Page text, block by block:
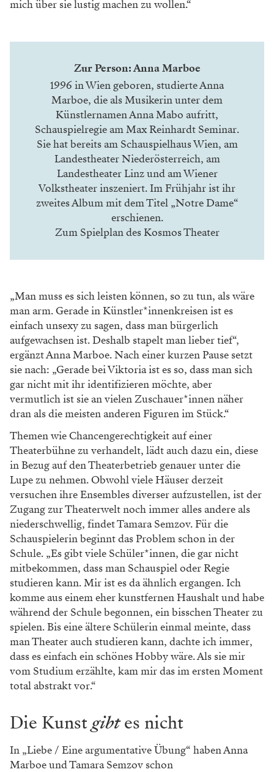
Text eine große Portion Selbstironie enthält, passiert
„Schließlich machen auch wir das Stück aus einer
privilegierten Position heraus. Es ist ein
gesamtgesellschaftliches Thema.“
Brüche in den Figuren
Zur Selbstironie gesellt sich in „Jeeps“ eine ordentliche
Dosis Situationskomik, merkt Tamara Semzov an.
„Die Figuren wirken im ersten Moment sehr klischee-
und schablonenhaft, doch das wird immer wieder
durchbrochen. Dadurch wirken sie auch niemals platt
oder oberflächlich“, fügt die Schauspielerin hinzu. An
verlost werden soll, findet sie unter anderem
Tabus, permanent am Tiefstapeln ist. „Sie gehört zu
jenen Menschen, die zwar gewisse Privilegien haben,
aber trotzdem nur Campingurlaube machen und
während dem Studium in einer Bar kellnern“, fügt
Semzov hinzu. „Mir ist die Figur eher fremd, dadurch
habe ich sehr viel Freiheit sie zu interpretieren, ohne
mich über sie lustig machen zu wollen.“
Zur Person: Anna Marboe
1996 in Wien geboren, studierte Anna
Marboe, die als Musikerin unter dem
Künstlernamen Anna Mabo aufritt,
Schauspielregie am Max Reinhardt Seminar.
Sie hat bereits am Schauspielhaus Wien, am
Landestheater Niederösterreich, am
Landestheater Linz und am Wiener
Volkstheater inszeniert. Im Frühjahr ist ihr
zweites Album mit dem Titel „Notre Dame“
erschienen.
Zum Spielplan des Kosmos Theater
„Man muss es sich leisten können, so zu tun, als wäre
man arm. Gerade in Künstler*innenkreisen ist es
aufgewachsen ist. Deshalb stapelt man lieber tief“,
ergänzt Anna Marboe. Nach einer kurzen Pause setzt
sie nach: „Gerade bei Viktoria ist es so, dass man sich
gar nicht mit ihr identifizieren möchte, aber